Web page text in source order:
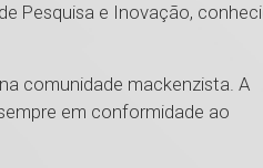
Pesquisa e Inovação,
comunidade mackenzista. A
em conformidade ao